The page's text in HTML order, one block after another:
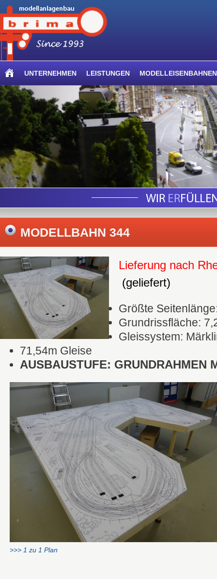
UNTERNEHMEN LEISTUNGEN MODELLEISENBAHNEN
MODELLBAHN 344
Lieferung nach
(geliefert)
Größte
Grundrissfläche:
Gleissystem:
71,54m Gleise
AUSBAUSTUFE: GRUNDRAHMEN
>>> 1 zu 1 Plan